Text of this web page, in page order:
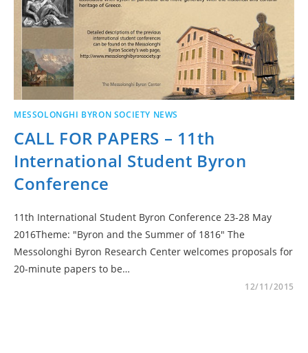
MESSOLONGHI BYRON SOCIETY NEWS
CALL FOR PAPERS – 11th
International Student Byron
Conference
11th International Student Byron Conference 23-28 May
2016Theme: "Byron and the Summer of 1816" The
Messolonghi Byron Research Center welcomes proposals for
20-minute papers to be…
12/11/2015